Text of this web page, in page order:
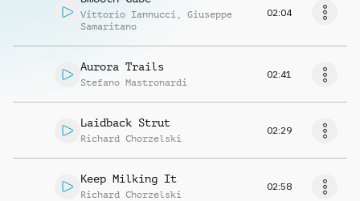
Vittorio Iannucci , Giuseppe
Samaritano
02:04
Aurora Trails
Stefano Mastronardi
02:41
Laidback Strut
Richard Chorzelski
02:29
Keep Milking It
Richard Chorzelski
02:58